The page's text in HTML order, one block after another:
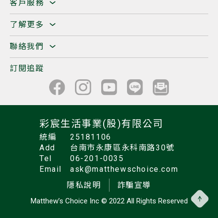
客戶服務
了解更多
聯絡我們
訂閱追蹤
彩宸生活事業(股)有限公司
統編
25181106
Add
台南市永康區永科南路30號
Tel
06-201-0035
Email
ask@matthewschoice.com
隱私說明
詐騙宣導
Matthew’s Choice Inc © 2022 All Rights Reserved